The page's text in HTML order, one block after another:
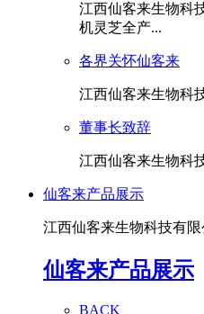
江西仙客来生物科
机灵芝全产...
各界关怀仙客来
江西仙客来生物科
董事长致辞
江西仙客来生物科
仙客来产品展示
江西仙客来生物科技有
仙客来产品展示
BACK